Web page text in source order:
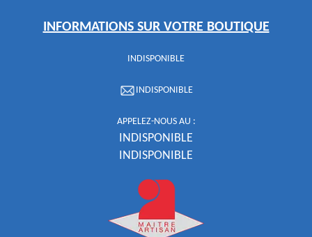
INFORMATIONS SUR VOTRE BOUTIQUE
INDISPONIBLE
INDISPONIBLE
APPELEZ-NOUS AU :
INDISPONIBLE
INDISPONIBLE